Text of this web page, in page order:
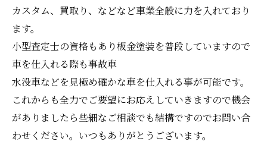
カスタム、買取り、などなど車業全般に力を入れており
ます。
小型査定士の資格もあり板金塗装を普段していますので
車を仕入れる際も事故車
水没車などを見極め確かな車を仕入れる事が可能です。
これからも全力でご要望にお応えしていきますので機会
がありましたら些細なご相談でも結構ですのでお問い合
わせください。いつもありがとうございます。